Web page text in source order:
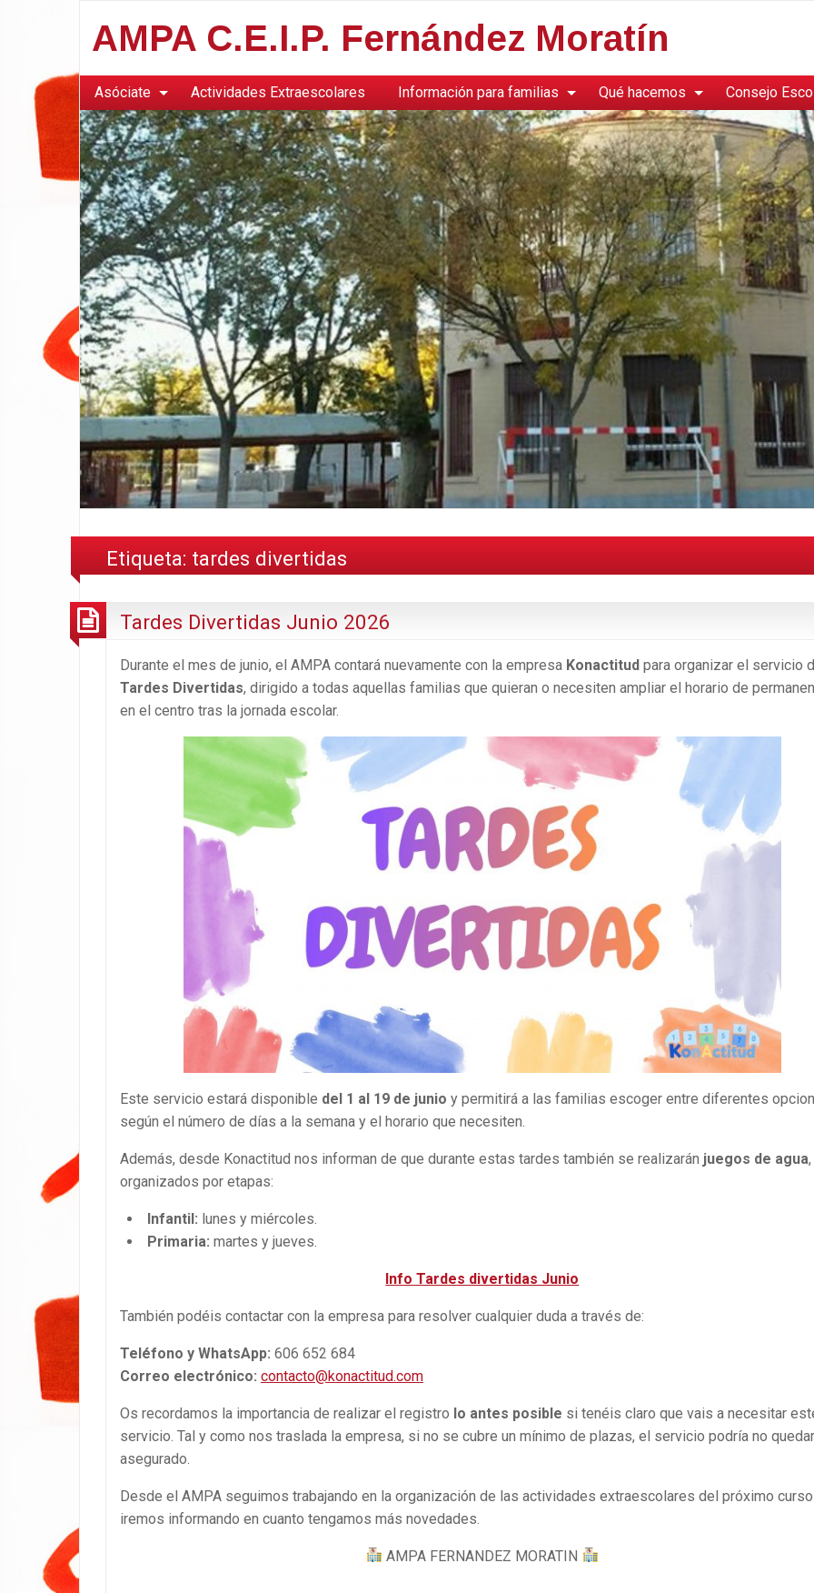
AMPA C.E.I.P. Fernández Moratín
Asóciate Actividades Extraescolares Información para familias Qué hacemos Consejo
Etiqueta: tardes divertidas
Tardes Divertidas Junio 2026
Durante el mes de junio, el AMPA contará nuevamente con la empresa Konactitud para organizar el servicio
Tardes Divertidas, dirigido a todas aquellas familias que quieran o necesiten ampliar el horario de
en el centro tras la jornada escolar.
Este servicio estará disponible del 1 al 19 de junio y permitirá a las familias escoger entre diferentes
según el número de días a la semana y el horario que necesiten.
Además, desde Konactitud nos informan de que durante estas tardes también se realizarán juegos de agua,
organizados por etapas:
Infantil: lunes y miércoles.
Primaria: martes y jueves.
Info Tardes divertidas Junio
También podéis contactar con la empresa para resolver cualquier duda a través de:
Teléfono y WhatsApp: 606 652 684
Correo electrónico: contacto@konactitud.com
Os recordamos la importancia de realizar el registro lo antes posible si tenéis claro que vais a necesitar
servicio. Tal y como nos traslada la empresa, si no se cubre un mínimo de plazas, el servicio podría no quedar
asegurado.
Desde el AMPA seguimos trabajando en la organización de las actividades extraescolares del próximo
iremos informando en cuanto tengamos más novedades.
AMPA FERNANDEZ MORATIN